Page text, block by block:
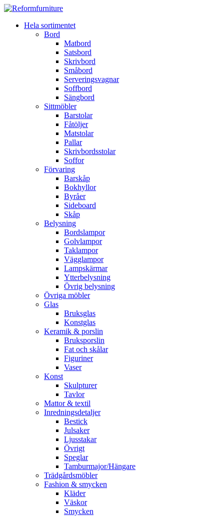
Hela sortimentet
Bord
Matbord
Satsbord
Skrivbord
Småbord
Serveringsvagnar
Soffbord
Sängbord
Sittmöbler
Barstolar
Fåtöljer
Matstolar
Pallar
Skrivbordsstolar
Soffor
Förvaring
Barskåp
Bokhyllor
Byråer
Sideboard
Skåp
Belysning
Bordslampor
Golvlampor
Taklampor
Vägglampor
Lampskärmar
Ytterbelysning
Övrig belysning
Övriga möbler
Glas
Bruksglas
Konstglas
Keramik & porslin
Bruksporslin
Fat och skålar
Figuriner
Vaser
Konst
Skulpturer
Tavlor
Mattor & textil
Inredningsdetaljer
Bestick
Julsaker
Ljusstakar
Övrigt
Speglar
Tamburmajor/Hängare
Trädgårdsmöbler
Fashion & smycken
Kläder
Väskor
Smycken